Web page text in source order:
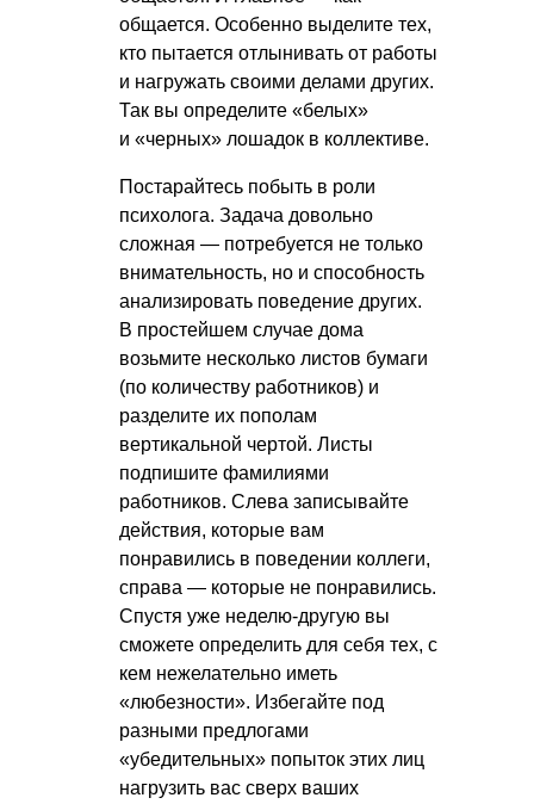
общается. Особенно выделите тех,
кто пытается отлынивать от работы
и нагружать своими делами других.
Так вы определите «белых»
и «черных» лошадок в коллективе.
Постарайтесь побыть в роли
психолога. Задача довольно
сложная — потребуется не только
внимательность, но и способность
анализировать поведение других.
В простейшем случае дома
возьмите несколько листов бумаги
(по количеству работников) и
разделите их пополам
вертикальной чертой. Листы
подпишите фамилиями
работников. Слева записывайте
действия, которые вам
понравились в поведении коллеги,
справа — которые не понравились.
Спустя уже неделю-другую вы
сможете определить для себя тех, с
кем нежелательно иметь
«любезности». Избегайте под
разными предлогами
«убедительных» попыток этих лиц
нагрузить вас сверх ваших